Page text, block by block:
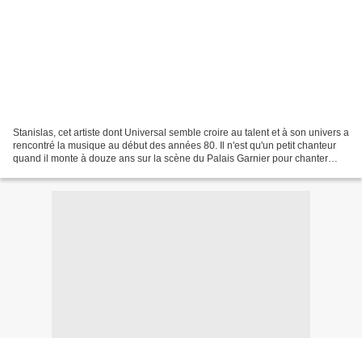
Stanislas, cet artiste dont Universal semble croire au talent et à son univers a
rencontré la musique au début des années 80. Il n'est qu'un petit chanteur
quand il monte à douze ans sur la scène du Palais Garnier pour chanter